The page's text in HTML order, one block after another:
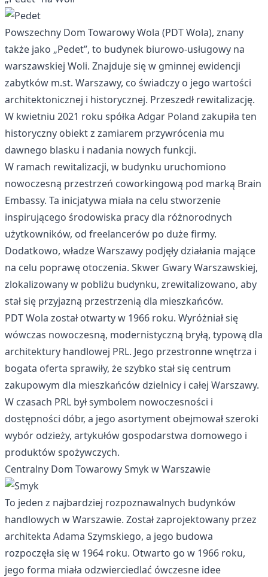
Powszechny Dom Towarowy Wola (PDT Wola), znany
także jako „Pedet”, to budynek biurowo-usługowy na
warszawskiej Woli. Znajduje się w gminnej ewidencji
zabytków m.st. Warszawy, co świadczy o jego wartości
architektonicznej i historycznej. Przeszedł rewitalizację.
W kwietniu 2021 roku spółka Adgar Poland zakupiła ten
historyczny obiekt z zamiarem przywrócenia mu
dawnego blasku i nadania nowych funkcji.
W ramach rewitalizacji, w budynku uruchomiono
nowoczesną przestrzeń coworkingową pod marką Brain
Embassy. Ta inicjatywa miała na celu stworzenie
inspirującego środowiska pracy dla różnorodnych
użytkowników, od freelancerów po duże firmy.
Dodatkowo, władze Warszawy podjęły działania mające
na celu poprawę otoczenia. Skwer Gwary Warszawskiej,
zlokalizowany w pobliżu budynku, zrewitalizowano, aby
stał się przyjazną przestrzenią dla mieszkańców.
PDT Wola został otwarty w 1966 roku. Wyróżniał się
wówczas nowoczesną, modernistyczną bryłą, typową dla
architektury handlowej PRL. Jego przestronne wnętrza i
bogata oferta sprawiły, że szybko stał się centrum
zakupowym dla mieszkańców dzielnicy i całej Warszawy.
W czasach PRL był symbolem nowoczesności i
dostępności dóbr, a jego asortyment obejmował szeroki
wybór odzieży, artykułów gospodarstwa domowego i
produktów spożywczych.
Centralny Dom Towarowy Smyk w Warszawie
To jeden z najbardziej rozpoznawalnych budynków
handlowych w Warszawie. Został zaprojektowany przez
architekta Adama Szymskiego, a jego budowa
rozpoczęła się w 1964 roku. Otwarto go w 1966 roku,
jego forma miała odzwierciedlać ówczesne idee